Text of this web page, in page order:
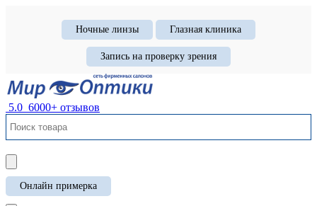
Ночные линзы Глазная клиника
Запись на проверку зрения
5.0 6000+ отзывов
Онлайн примерка